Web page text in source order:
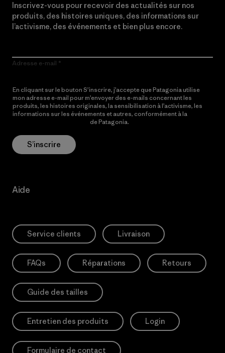
Inscrivez-vous pour recevoir des actualités sur nos
produits, des histoires uniques, des informations sur
l’activisme, des événements et bien plus encore.
Adresse e-mail
En cliquant sur le bouton S’inscrire, j’accepte que Patagonia utilise
mon adresse e-mail pour m’envoyer des e-mails concernant les
produits, les histoires originales, la sensibilisation à l’activisme, les
informations sur les événements et autres, conformément à la
de Patagonia.
S’inscrire
Aide
Service clients Livraison
FAQs Réparations Retours
Guide des tailles
Entretien des produits Login
Formulaire de contact